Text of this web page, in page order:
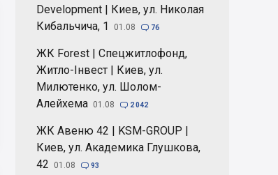
Development | Киев, ул. Николая
Кибальчича, 1
01.08  76
ЖК Forest | Спецжитлофонд,
Житло-Інвест | Киев, ул.
Милютенко, ул. Шолом-
Алейхема 01.08  2 042
ЖК Авеню 42 | KSM-GROUP |
Киев, ул. Академика Глушкова,
42
01.08  93